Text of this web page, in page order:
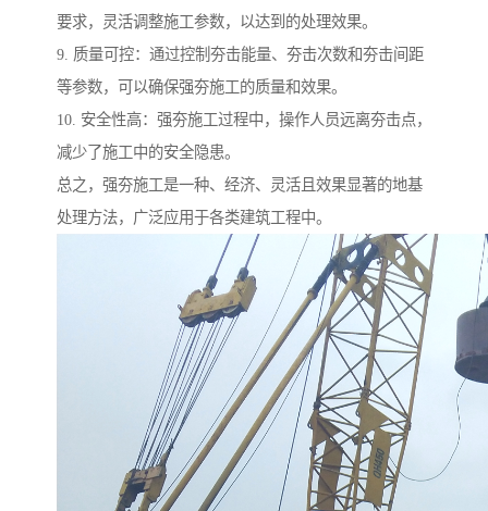
要求，灵活调整施工参数，以达到的处理效果。
9. 质量可控：通过控制夯击能量、夯击次数和夯击间距
等参数，可以确保强夯施工的质量和效果。
10. 安全性高：强夯施工过程中，操作人员远离夯击点，
减少了施工中的安全隐患。
总之，强夯施工是一种、经济、灵活且效果显著的地基
处理方法，广泛应用于各类建筑工程中。